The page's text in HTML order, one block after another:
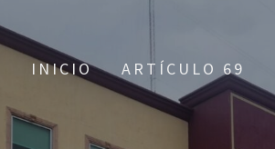
INICIO ARTÍCULO 69